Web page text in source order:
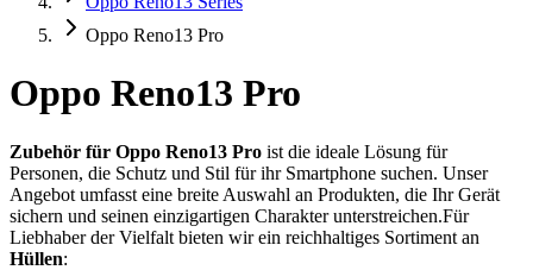
Oppo Reno13 Pro
Oppo Reno13 Pro
Zubehör für Oppo Reno13 Pro ist die ideale Lösung für
Personen, die Schutz und Stil für ihr Smartphone suchen. Unser
Angebot umfasst eine breite Auswahl an Produkten, die Ihr Gerät
sichern und seinen einzigartigen Charakter unterstreichen.Für
Liebhaber der Vielfalt bieten wir ein reichhaltiges Sortiment an
Hüllen: